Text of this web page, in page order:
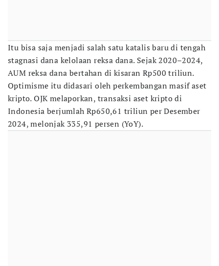
Itu bisa saja menjadi salah satu katalis baru di tengah
stagnasi dana kelolaan reksa dana. Sejak 2020–2024,
AUM reksa dana bertahan di kisaran Rp500 triliun.
Optimisme itu didasari oleh perkembangan masif aset
kripto. OJK melaporkan, transaksi aset kripto di
Indonesia berjumlah Rp650,61 triliun per Desember
2024, melonjak 335,91 persen (YoY).